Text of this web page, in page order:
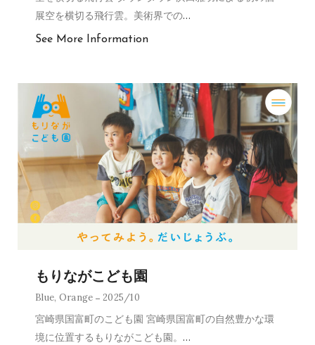
展空を横切る飛行雲。美術界での…
See More Information
もりながこども園
Blue, Orange 2025/10
宮崎県国富町のこども園 宮崎県国富町の自然豊かな環
境に位置するもりながこども園。 …